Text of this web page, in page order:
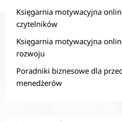
Księgarnia motywacyjna
czytelników
Księgarnia motywacyjna
rozwoju
Poradniki biznesowe dla
menedżerów